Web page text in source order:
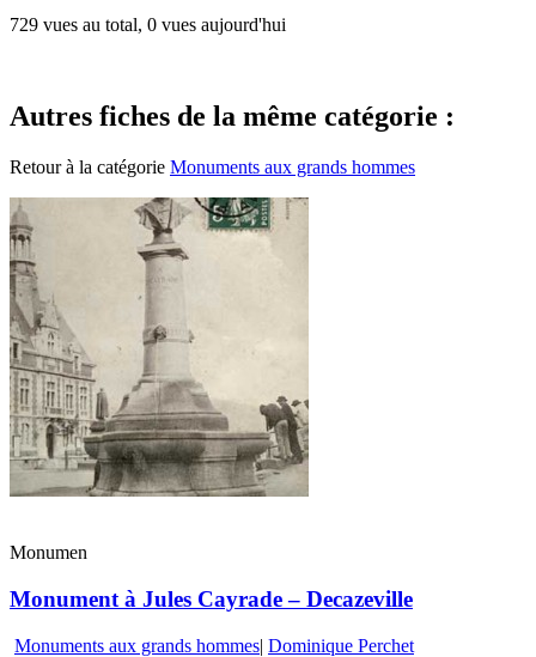
729 vues au total, 0 vues aujourd'hui
Autres fiches de la même catégorie :
Retour à la catégorie Monuments aux grands hommes
Monumen
Monument à Jules Cayrade – Decazeville
Monuments aux grands hommes| Dominique Perchet